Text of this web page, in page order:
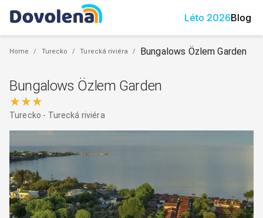
Léto 2026Blog
Home / Turecko / Turecká riviéra / Bungalows Özlem Garden
Bungalows Özlem Garden
★★★
Turecko - Turecká riviéra